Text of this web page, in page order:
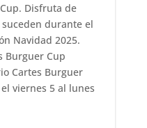
Disfruta de
durante el
Navidad 2025.
Burguer Cup
Cartes Burguer
viernes 5 al lunes